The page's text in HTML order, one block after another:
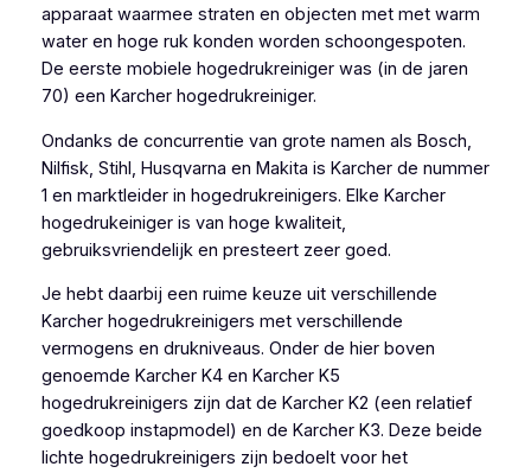
apparaat waarmee straten en objecten met met warm
water en hoge ruk konden worden schoongespoten.
De eerste mobiele hogedrukreiniger was (in de jaren
70) een Karcher hogedrukreiniger.
Ondanks de concurrentie van grote namen als Bosch,
Nilfisk, Stihl, Husqvarna en Makita is Karcher de nummer
1 en marktleider in hogedrukreinigers. Elke Karcher
hogedrukeiniger is van hoge kwaliteit,
gebruiksvriendelijk en presteert zeer goed.
Je hebt daarbij een ruime keuze uit verschillende
Karcher hogedrukreinigers met verschillende
vermogens en drukniveaus. Onder de hier boven
genoemde Karcher K4 en Karcher K5
hogedrukreinigers zijn dat de Karcher K2 (een relatief
goedkoop instapmodel) en de Karcher K3. Deze beide
lichte hogedrukreinigers zijn bedoelt voor het